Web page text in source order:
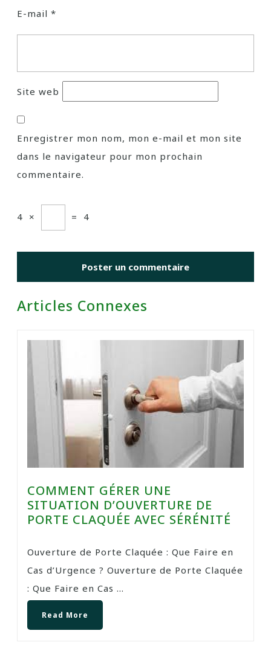
E-mail *
Site web
Enregistrer mon nom, mon e-mail et mon site
dans le navigateur pour mon prochain
commentaire.
4 × = 4
Articles Connexes
COMMENT GÉRER UNE
SITUATION D’OUVERTURE DE
PORTE CLAQUÉE AVEC SÉRÉNITÉ
Ouverture de Porte Claquée : Que Faire en
Cas d’Urgence ? Ouverture de Porte Claquée
: Que Faire en Cas ...
Read More